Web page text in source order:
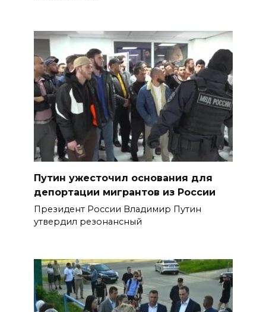
Путин ужесточил основания для
депортации мигрантов из России
Президент России Владимир Путин
утвердил резонансный